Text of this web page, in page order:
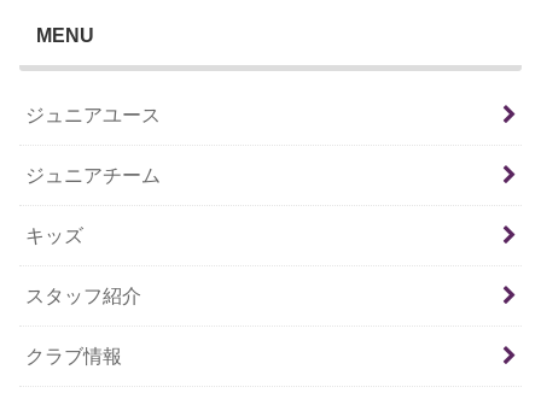
MENU
ジュニアユース
ジュニアチーム
キッズ
スタッフ紹介
クラブ情報